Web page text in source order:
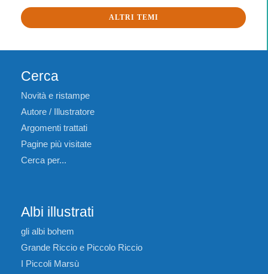
ALTRI TEMI
Cerca
Novità e ristampe
Autore / Illustratore
Argomenti trattati
Pagine più visitate
Cerca per...
Albi illustrati
gli albi bohem
Grande Riccio e Piccolo Riccio
I Piccoli Marsù